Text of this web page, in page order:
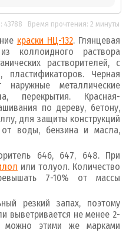
43788 Время прочтения: 2 минуты
краски НЦ-132. Глянцевая
коллоидного раствора
растворителей, с
пластификаторов. Черная
наружные металлические
перекрытия. Красная-
по дереву, бетону,
для защиты конструкций
воды, бензина и масла,
646, 647, 648. При
или толуол. Количество
7-10% от массы
резкий запах, поэтому
выветривается не менее 2-
можно этими же марками